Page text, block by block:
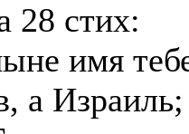
28 стих:
имя
а